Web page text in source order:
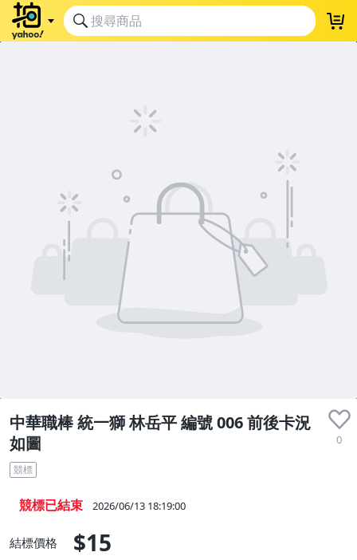
中華職棒 統一獅 林岳平 編號 006 前後卡況
如圖
0
競標
競標已結束 2026/06/13 18:19:00
結標價格 $15